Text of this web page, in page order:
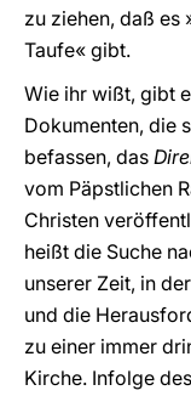
zu ziehen, daß es
Taufe« gibt.
Wie ihr wißt, gibt
Dokumenten, die
befassen, das
vom Päpstlichen
Christen
heißt die Suche
unserer Zeit, in
und die
zu einer immer
Kirche. Infolge